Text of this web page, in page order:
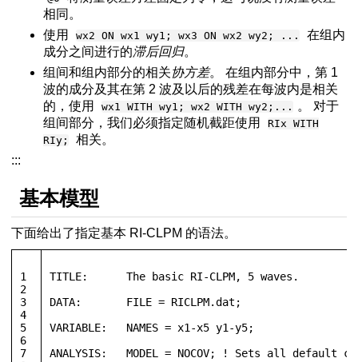
相同。
使用
wx2 ON wx1 wy1; wx3 ON wx2 wy2; ...
在组内
成分之间进行的滞后回归。
组间和组内部分的相关协方差。 在组内部分中，第 1
波的成分及其在第 2 波及以后的残差在每波内是相关
的，使用
wx1 WITH wy1; wx2 WITH wy2;...
。 对于
组间部分，我们必须指定随机截距使用
RIx WITH
RIy;
相关。
:::
基本模型
下面给出了指定基本 RI-CLPM 的语法。
1
2
3
4
5
6
7
TITLE:	    The basic RI-CLPM, 5 waves.
DATA:       FILE = RICLPM.dat;
VARIABLE:   NAMES = x1-x5 y1-y5;
ANALYSIS:   MODEL = NOCOV; ! Sets all default